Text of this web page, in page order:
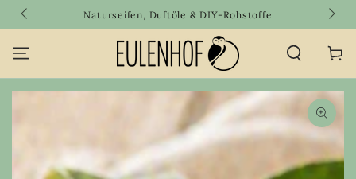
SKIP TO
CONTENT
Naturseifen, Duftöle & DIY-Rohstoffe
Cart